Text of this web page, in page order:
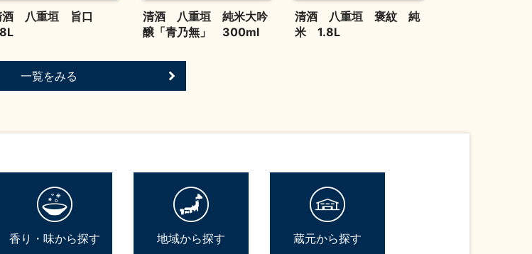
酒 八重垣 旨口
清酒 八重垣 純米大吟
醸「青乃無」 300ml
清酒 八重垣 褒紋 純
米 1.8L
一覧をみる
香り・味から探す 地域から探す 蔵元から探す